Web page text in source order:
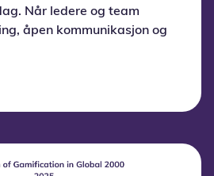
Når ledere og team
åpen kommunikasjon og